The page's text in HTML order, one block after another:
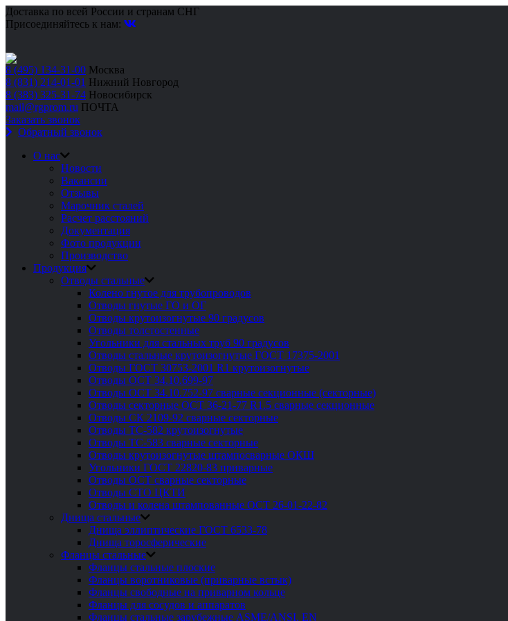
Доставка по всей России и странам СНГ
Присоединяйтесь к нам:
8 (495) 134-31-00 Москва
8 (831) 214-01-01 Нижний Новгород
8 (383) 325-31-74 Новосибирск
mail@rgprom.ru ПОЧТА
Заказать звонок
Обратный звонок
О нас
Новости
Вакансии
Отзывы
Марочник сталей
Расчет расстояний
Документация
Фото продукции
Производство
Продукция
Отводы стальные
Колено гнутое для трубопроводов
Отводы гнутые ГО и ОГ
Отводы крутоизогнутые 90 градусов
Отводы толстостенные
Угольники для стальных труб 90 градусов
Отводы стальные крутоизогнутые ГОСТ 17375-2001
Отводы ГОСТ 30753-2001 R1 крутоизогнутые
Отводы ОСТ 34.10.699-97
Отводы ОСТ 34.10.752-97 сварные секционные (секторные)
Отводы секторные ОСТ 36-21-77 R1.5 сварные секционные
Отводы СК 2109-92 сварные секторные
Отводы ТС-582 крутоизогнутые
Отводы ТС-583 сварные секторные
Отводы крутоизогнутые штампосварные ОКШ
Угольники ГОСТ 22820-83 приварные
Отводы ОСТ сварные секторные
Отводы СТО ЦКТИ
Отводы и колена штампованные ОСТ 26-01-22-82
Днища стальные
Днища эллиптические ГОСТ 6533-78
Днища торосферические
Фланцы стальные
Фланцы стальные плоские
Фланцы воротниковые (приварные встык)
Фланцы свободные на приварном кольце
Фланцы для сосудов и аппаратов
Фланцы стальные зарубежные ASME/ANSI, EN